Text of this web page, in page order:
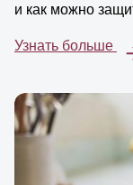
и как можно
Узнать больше